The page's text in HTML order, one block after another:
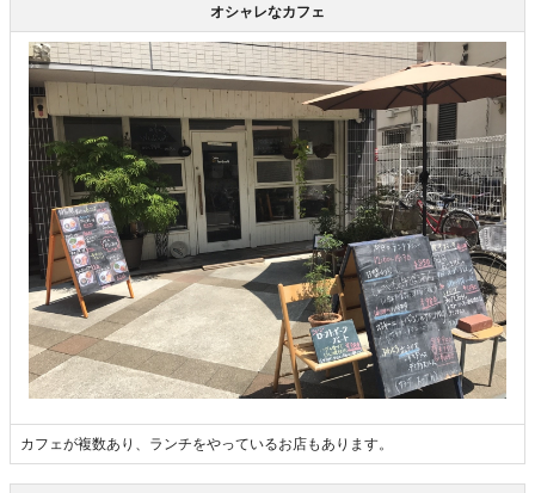
オシャレなカフェ
カフェが複数あり、ランチをやっているお店もあります。